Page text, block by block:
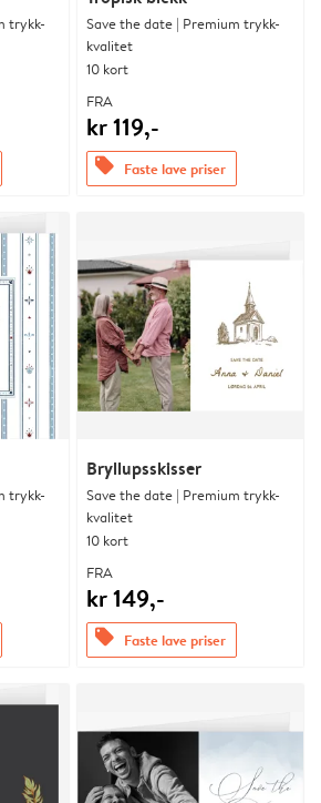
trykk-
Save the date | Premium trykk-
kvalitet
10 kort
FRA
kr 119,-
offers Faste lave priser
trykk-
Bryllupsskisser
Save the date | Premium trykk-
kvalitet
10 kort
FRA
kr 149,-
offers Faste lave priser